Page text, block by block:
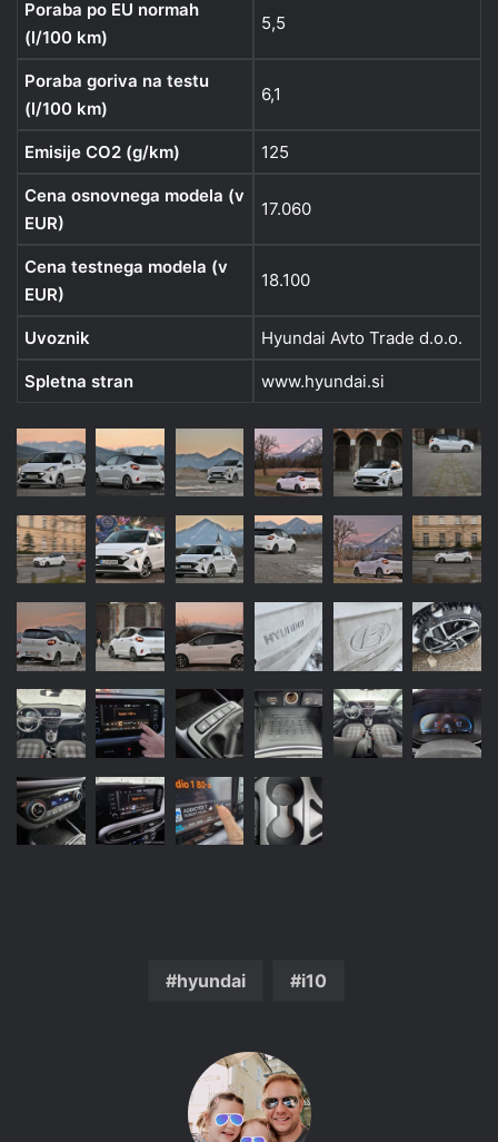
Poraba po EU normah
(l/100 km)
5,5
Poraba goriva na testu
(l/100 km)
6,1
Emisije CO2 (g/km) 125
Cena osnovnega modela (v
EUR)
17.060
Cena testnega modela (v
EUR)
18.100
Uvoznik Hyundai Avto Trade d.o.o.
Spletna stran www.hyundai.si
hyundai i10